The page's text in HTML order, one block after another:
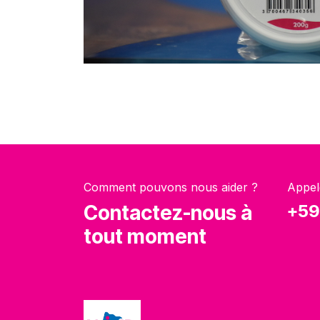
Comment pouvons nous aider ?
Contactez-nous à
tout moment